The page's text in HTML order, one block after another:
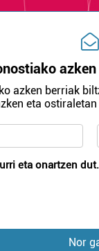
azken berriak
eta
eta onartzen dut.
Nor